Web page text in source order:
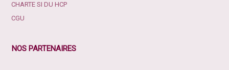
CHARTE SI DU HCP
CGU
NOS PARTENAIRES